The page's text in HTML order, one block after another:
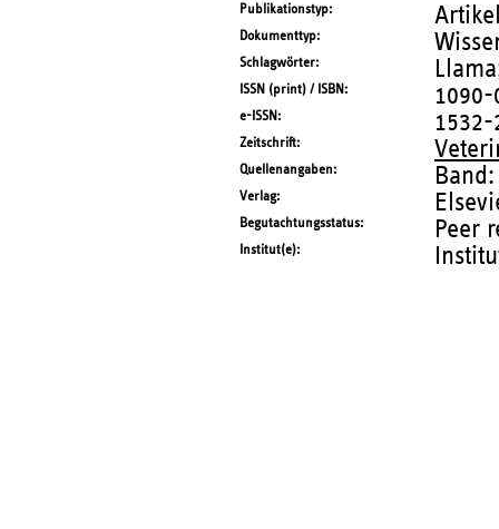
Publikationstyp
Dokumenttyp
Schlagwörter
ISSN (print) / ISBN 1090-
e-ISSN 1532-
Zeitschrift
Quellenangaben
Verlag
Begutachtungsstatus Peer
Institut(e)